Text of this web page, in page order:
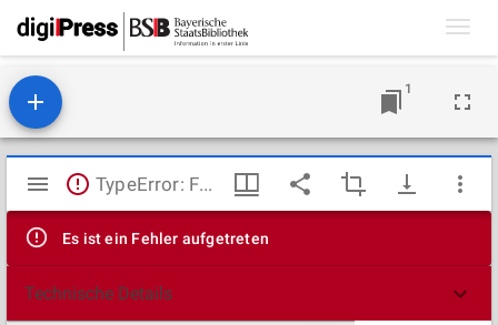
1
Mirador
Viewer
TypeError: Failed to fetch
Es ist ein Fehler aufgetreten
Technische Details